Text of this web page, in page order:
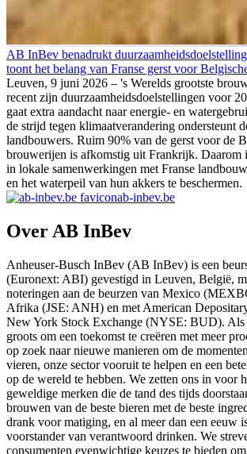
AB InBev benadrukt
toont het belang van Franse gerst voor
Leuven, 9 juni 2026 – 's Werelds grootste
recent zijn duurzaamheidsdoelstellingen voor
gaat extra aandacht naar energie- en
de strijd tegen klimaatverandering ondersteunt
landbouwers. Ruim 90% van de gerst voor de
brouwerijen is afkomstig uit Frankrijk. Daarom
in lokale samenwerkingen met Franse
en het waterpeil van hun akkers te beschermen.
ab-inbev.be
Over AB InBev
Anheuser-Busch InBev (AB InBev) is een
(Euronext: ABI) gevestigd in Leuven, België,
noteringen aan de beurzen van Mexico
Afrika (JSE: ANH) en met American
New York Stock Exchange (NYSE: BUD).
groots om een toekomst te creëren met meer
op zoek naar nieuwe manieren om de
vieren, onze sector vooruit te helpen en een
op de wereld te hebben. We zetten ons in voor
geweldige merken die de tand des tijds
brouwen van de beste bieren met de beste
drank voor matiging, en al meer dan een eeuw
voorstander van verantwoord drinken. We
consumenten evenwichtige keuzes te bieden